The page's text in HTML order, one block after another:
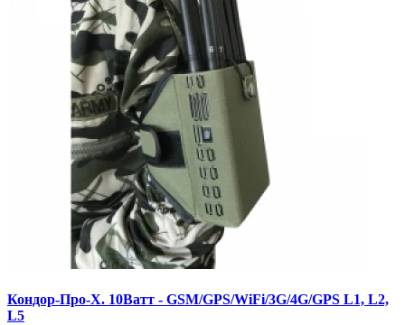
Кондор-Про-X. 10Ватт - GSM/GPS/WiFi/3G/4G/GPS L1, L2,
L5